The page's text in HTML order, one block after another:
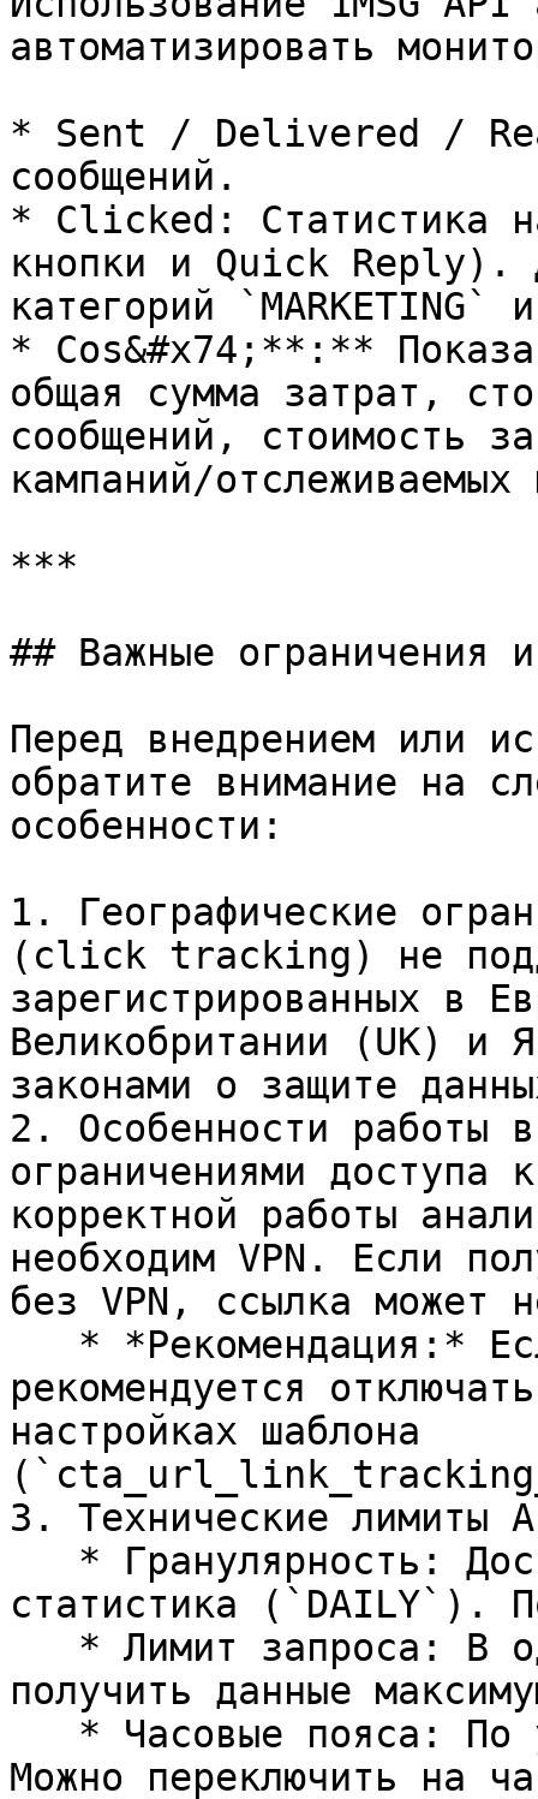
автоматизировать
* Sent / Delivered /
сообщений.
* Clicked: Статистика
кнопки и Quick Reply).
категорий
* Cos&#x74;**:**
общая сумма затрат,
сообщений, стоимость
кампаний/отслеживаемых
***
## Важные ограничения
Перед внедрением или
обратите внимание на
особенности:
1. Географические
(click tracking) не
зарегистрированных в
Великобритании (UK) и
законами о защите
2. Особенности работы
ограничениями доступа
корректной работы
необходим VPN. Если
без VPN, ссылка может
рекомендуется
настройках шаблона
3. Технические лимиты
статистика (`DAILY`).
получить данные
Можно переключить на